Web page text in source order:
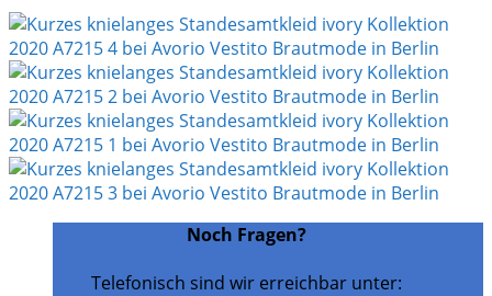
Noch Fragen?
Telefonisch sind wir erreichbar unter: